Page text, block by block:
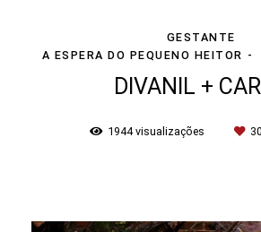
GESTANTE
A ESPERA DO PEQUENO HEITOR
DIVANIL +
1944visualizações